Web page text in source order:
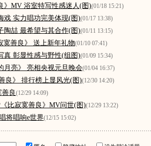
》MV 浴室特写性感迷人(图)(01/18 15:21)
戏 实力唱功完美体现(图)(01/17 13:38)
陶喆 最希望与其合作(图)(01/11 13:15)
寞善良》 送上新年礼物(01/10 07:41)
真 彰显性感与野性(组图)(01/09 15:34)
月亮》 亮相央视元旦晚会(01/04 16:37)
良》 排行榜上显风光(图)(12/30 14:20)
良(12/29 14:09)
比寂寞善良》MV问世(图)(12/29 13:22)
将唱响e世界(12/15 15:02)